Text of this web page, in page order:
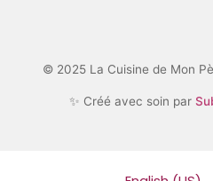
© 2025 La Cuisine de Mon
✨ Créé avec soin par